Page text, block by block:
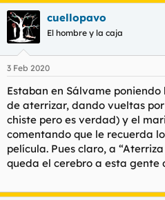
a
c
c
i
e
:
cuellopavo
El hombre y la caja
3 Feb 2020
Estaban en Sálvame
de aterrizar, dando vueltas
chiste pero es verdad) y el
comentando que le recuerda
película. Pues claro, a
queda el cerebro a esta gente